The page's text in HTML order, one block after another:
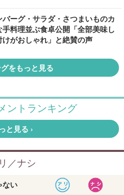
ーグ・サラダ・さつまいものカ
料理並ぶ食卓公開「全部美味し
がおしゃれ」と絶賛の声
をもっと見る